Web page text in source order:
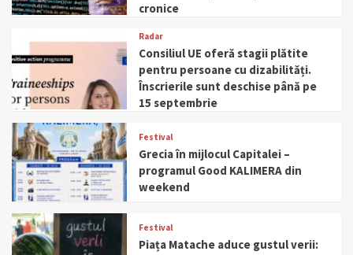
cronice
Radar
Consiliul UE oferă stagii plătite
pentru persoane cu dizabilități.
Înscrierile sunt deschise până pe
15 septembrie
Festival
Grecia în mijlocul Capitalei –
programul Good KALIMERA din
weekend
Festival
Piața Matache aduce gustul verii: